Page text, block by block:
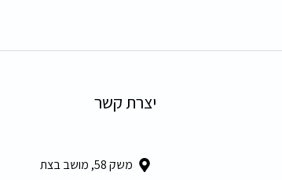
יצרת קשר
משק 58, מושב בצת